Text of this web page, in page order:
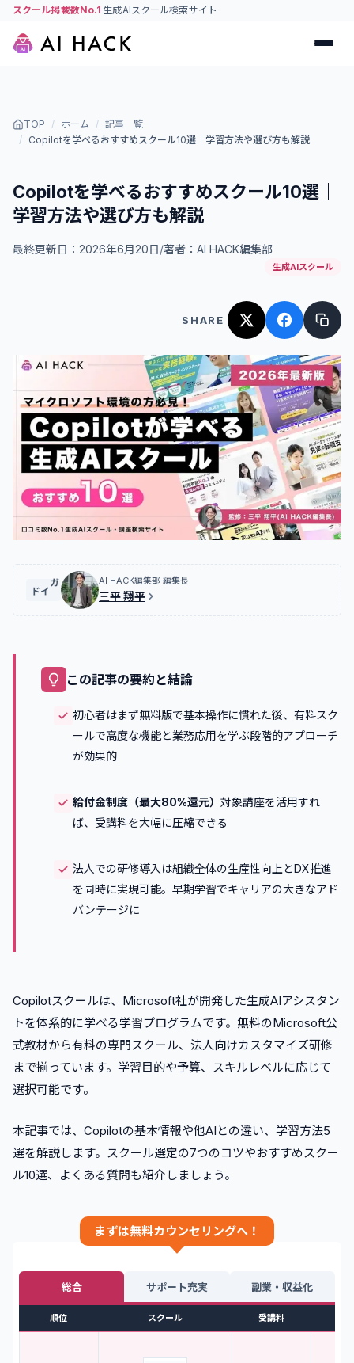
スクール掲載数No.1 生成AIスクール検索サイト
TOP / ホーム / 記事一覧
/ Copilotを学べるおすすめスクール10選｜学習方法や選び方も解説
Copilotを学べるおすすめスクール10選｜
学習方法や選び方も解説
最終更新日： 2026年6月20日/著者： AI HACK編集部
生成AIスクール
SHARE
ガイド
AI HACK編集部 編集長
三平 翔平
この記事の要約と結論
初心者はまず無料版で基本操作に慣れた後、有料スク
ールで高度な機能と業務応用を学ぶ段階的アプローチ
が効果的
給付金制度（最大80%還元） 対象講座を活用すれ
ば、受講料を大幅に圧縮できる
法人での研修導入は組織全体の生産性向上とDX推進
を同時に実現可能。早期学習でキャリアの大きなアド
バンテージに
Copilotスクールは、Microsoft社が開発した生成AIアシスタン
トを体系的に学べる学習プログラムです。無料のMicrosoft公
式教材から有料の専門スクール、法人向けカスタマイズ研修
まで揃っています。学習目的や予算、スキルレベルに応じて
選択可能です。
本記事では、Copilotの基本情報や他AIとの違い、学習方法5
選を解説します。スクール選定の7つのコツやおすすめスクー
ル10選、よくある質問も紹介しましょう。
まずは無料カウンセリングへ！
総合 サポート充実 副業・収益化
順位 スクール 受講料